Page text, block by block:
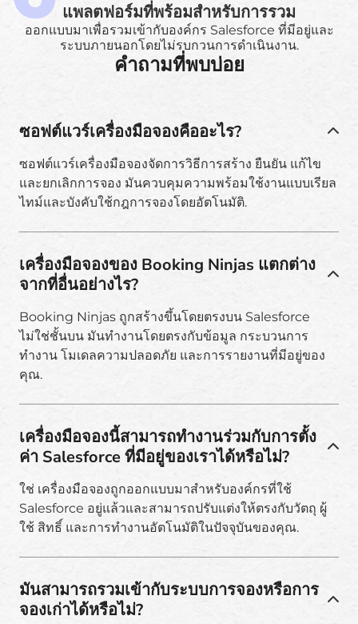
แพลตฟอร์มที่พร้อมสำหรับการรวม
ออกแบบมาเพื่อรวมเข้ากับองค์กร Salesforce ที่มีอยู่และ
ระบบภายนอกโดยไม่รบกวนการดำเนินงาน.
คำถามที่พบบ่อย
ซอฟต์แวร์เครื่องมือจองคืออะไร?
ซอฟต์แวร์เครื่องมือจองจัดการวิธีการสร้าง ยืนยัน แก้ไข
และยกเลิกการจอง มันควบคุมความพร้อมใช้งานแบบเรียล
ไทม์และบังคับใช้กฎการจองโดยอัตโนมัติ.
เครื่องมือจองของ Booking Ninjas แตกต่าง
จากที่อื่นอย่างไร?
Booking Ninjas ถูกสร้างขึ้นโดยตรงบน Salesforce
ไม่ใช่ชั้นบน มันทำงานโดยตรงกับข้อมูล กระบวนการ
ทำงาน โมเดลความปลอดภัย และการรายงานที่มีอยู่ของ
คุณ.
เครื่องมือจองนี้สามารถทำงานร่วมกับการตั้ง
ค่า Salesforce ที่มีอยู่ของเราได้หรือไม่?
ใช่ เครื่องมือจองถูกออกแบบมาสำหรับองค์กรที่ใช้
Salesforce อยู่แล้วและสามารถปรับแต่งให้ตรงกับวัตถุ ผู้
ใช้ สิทธิ์ และการทำงานอัตโนมัติในปัจจุบันของคุณ.
มันสามารถรวมเข้ากับระบบการจองหรือการ
จองเก่าได้หรือไม่?